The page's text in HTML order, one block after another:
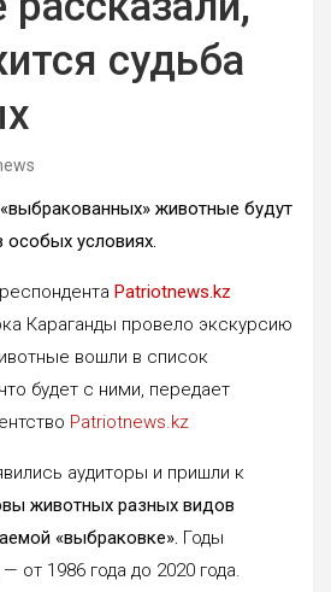
судьба
животные будут
условиях.
Patriotnews.kz
Караганды провело экскурсию
вошли в список
будет с ними, передает
Patriotnews.kz
аудиторы и пришли к
животных разных видов
«выбраковке». Годы
от 1986 года до 2020 года.